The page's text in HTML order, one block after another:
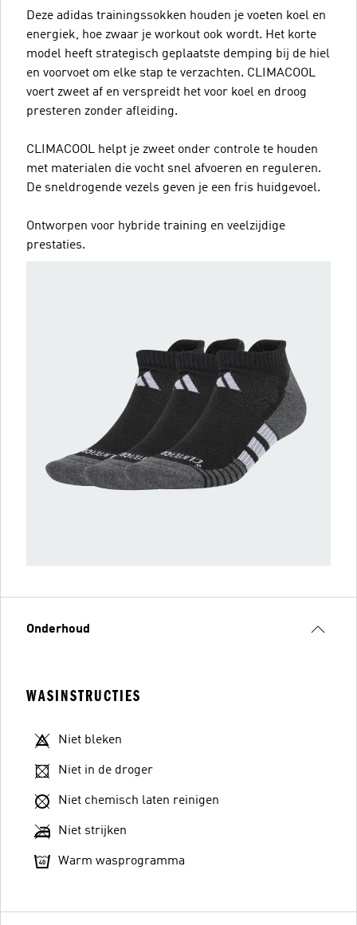
Deze adidas trainingssokken houden je voeten koel en
energiek, hoe zwaar je workout ook wordt. Het korte
model heeft strategisch geplaatste demping bij de hiel
en voorvoet om elke stap te verzachten. CLIMACOOL
voert zweet af en verspreidt het voor koel en droog
presteren zonder afleiding.
CLIMACOOL helpt je zweet onder controle te houden
met materialen die vocht snel afvoeren en reguleren.
De sneldrogende vezels geven je een fris huidgevoel.
Ontworpen voor hybride training en veelzijdige
prestaties.
Onderhoud
WASINSTRUCTIES
Niet bleken
Niet in de droger
Niet chemisch laten reinigen
Niet strijken
Warm wasprogramma